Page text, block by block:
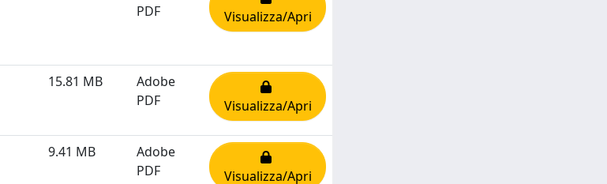
PDF
Visualizza/Apri
15.81 MB
Adobe
PDF
Visualizza/Apri
9.41 MB
Adobe
PDF
Visualizza/Apri